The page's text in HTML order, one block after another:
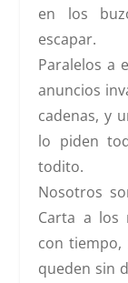
en los
escapar.
Paralelos a
anuncios
cadenas, y
lo piden
todito.
Nosotros
Carta a los
con tiempo,
queden sin